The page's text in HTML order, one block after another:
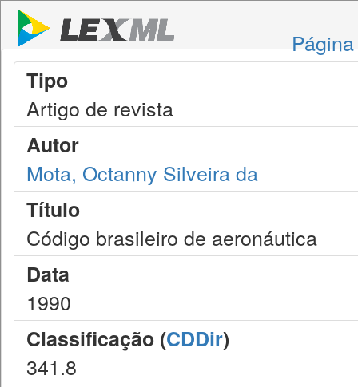
Tipo
Artigo de revista
Autor
Mota, Octanny Silveira da
Título
Código brasileiro de aeronáutica
Data
1990
Classificação (CDDir)
341.8